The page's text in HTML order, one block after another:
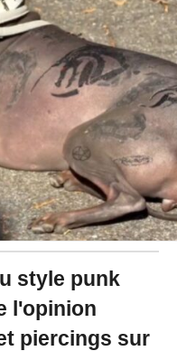
/
2
0
2
4
à
6
3
4
style punk
l'opinion
piercings sur